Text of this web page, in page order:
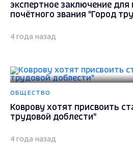
экспертное заключение для
почётного звания "Город
4 года назад
ОБЩЕСТВО
Коврову хотят присвоить
трудовой доблести"
4 года назад